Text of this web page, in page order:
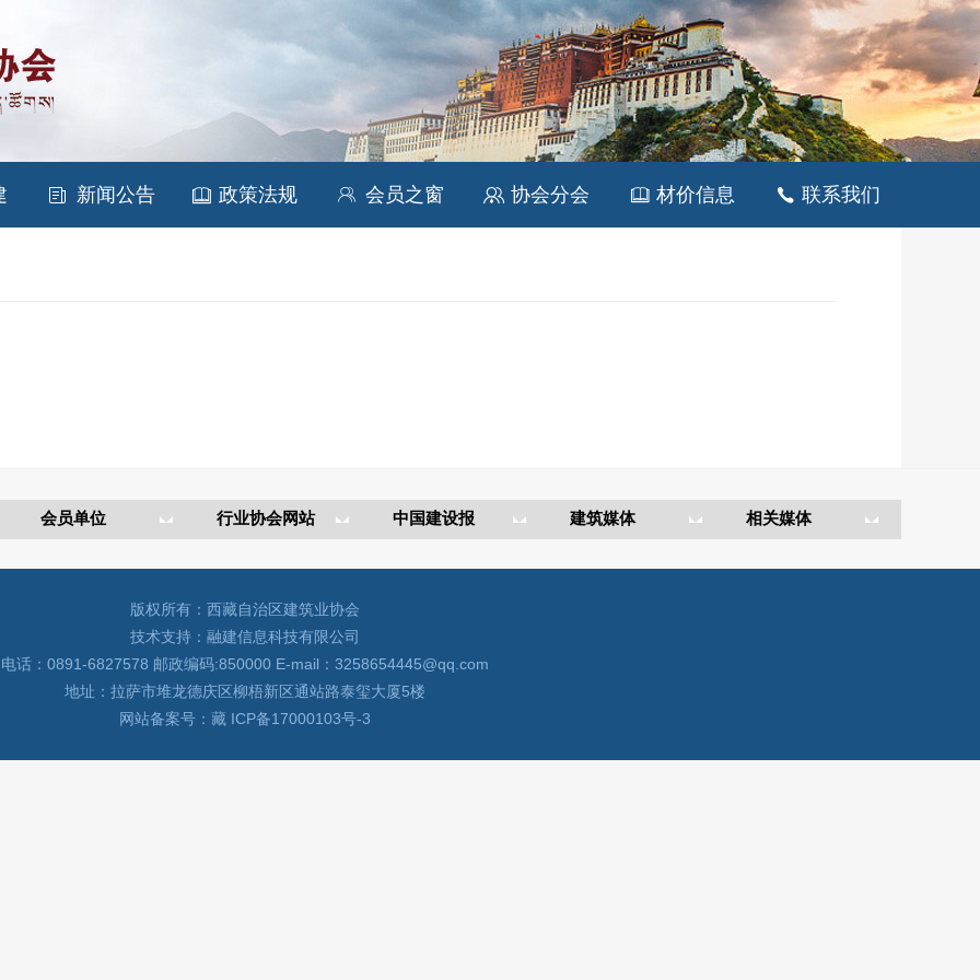
 新闻公告  政策法规  会员之窗  协会分会  材价信息  联系我们
版权所有：西藏自治区建筑业协会
技术支持：融建信息科技有限公司
电话：0891-6827578 邮政编码:850000 E-mail：3258654445@qq.com
地址：拉萨市堆龙德庆区柳梧新区通站路泰玺大厦5楼
网站备案号：藏 ICP备17000103号-3